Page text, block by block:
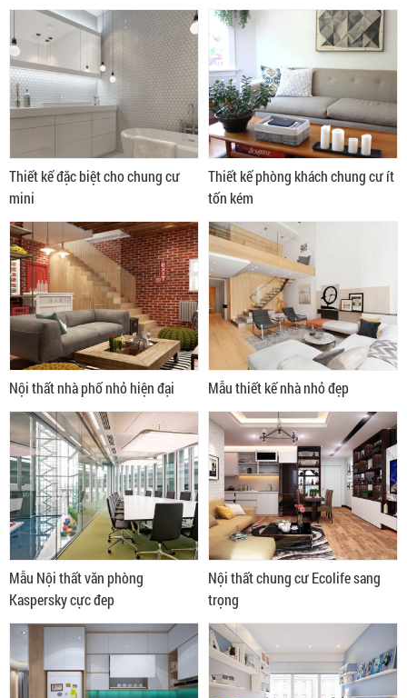
Thiết kế đặc biệt cho chung cư
mini
Thiết kế phòng khách chung cư ít
tốn kém
Nội thất nhà phố nhỏ hiện đại Mẫu thiết kế nhà nhỏ đẹp
Mẫu Nội thất văn phòng
Kaspersky cực đep
Nội thất chung cư Ecolife sang
trọng